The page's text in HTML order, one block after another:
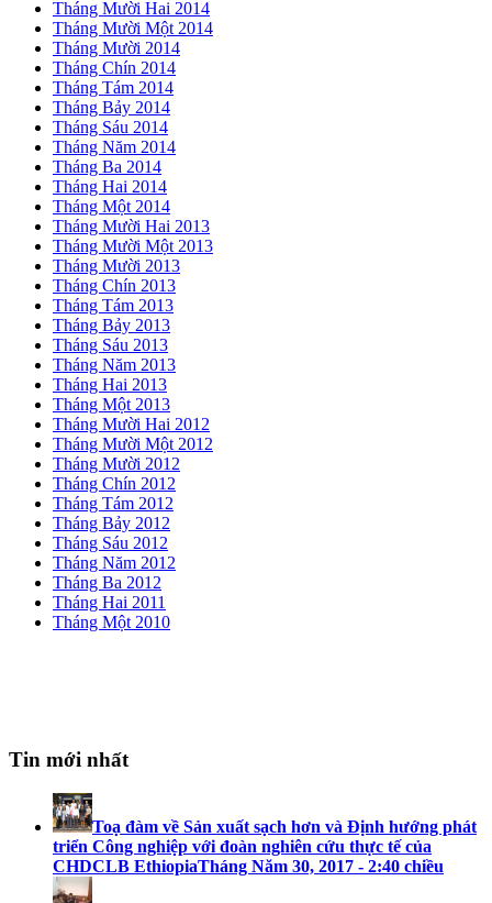
Tháng Mười Hai 2014
Tháng Mười Một 2014
Tháng Mười 2014
Tháng Chín 2014
Tháng Tám 2014
Tháng Bảy 2014
Tháng Sáu 2014
Tháng Năm 2014
Tháng Ba 2014
Tháng Hai 2014
Tháng Một 2014
Tháng Mười Hai 2013
Tháng Mười Một 2013
Tháng Mười 2013
Tháng Chín 2013
Tháng Tám 2013
Tháng Bảy 2013
Tháng Sáu 2013
Tháng Năm 2013
Tháng Hai 2013
Tháng Một 2013
Tháng Mười Hai 2012
Tháng Mười Một 2012
Tháng Mười 2012
Tháng Chín 2012
Tháng Tám 2012
Tháng Bảy 2012
Tháng Sáu 2012
Tháng Năm 2012
Tháng Ba 2012
Tháng Hai 2011
Tháng Một 2010
Tin mới nhất
Toạ đàm về Sản xuất sạch hơn và Định hướng phát
triển Công nghiệp với đoàn nghiên cứu thực tế của
CHDCLB EthiopiaTháng Năm 30, 2017 - 2:40 chiều